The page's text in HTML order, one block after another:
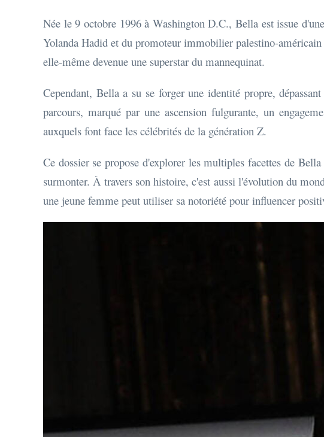
Née le 9 octobre 1996 à Washington D.C., Bella est issue
Yolanda Hadid et du promoteur immobilier palestino-
elle-même devenue une superstar du mannequinat.
Cependant, Bella a su se forger une identité propre,
parcours, marqué par une ascension fulgurante, un
auxquels font face les célébrités de la génération Z.
Ce dossier se propose d'explorer les multiples facettes de
surmonter. À travers son histoire, c'est aussi l'évolution du
une jeune femme peut utiliser sa notoriété pour influencer